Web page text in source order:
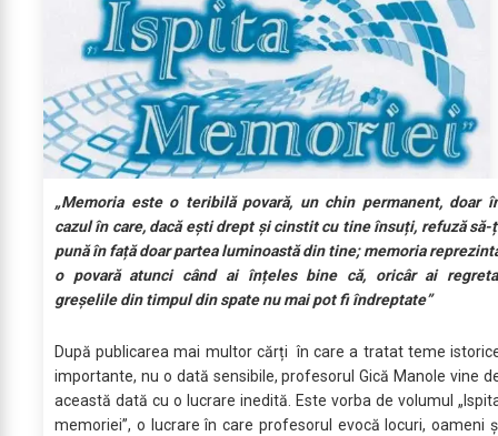
„Memoria este o teribilă povară, un chin permanent, doar
cazul în care, dacă ești drept și cinstit cu tine însuți, refuză să-
pună în față doar partea luminoastă din tine; memoria
o povară atunci când ai înțeles bine că, oricâr ai
greșelile din timpul din spate nu mai pot fi îndreptate”
După publicarea mai multor cărți în care a tratat teme
importante, nu o dată sensibile, profesorul Gică Manole vine
această dată cu o lucrare inedită. Este vorba de volumul
memoriei”, o lucrare în care profesorul evocă locuri, oameni